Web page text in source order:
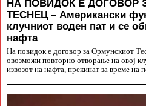
НА ПОВИДОК Е ДОГОВОР
ТЕСНЕЦ – Американски
клучниот воден пат и се
нафта
На повидок е договор за Ормунскиот
овозможи повторно отворање на овој
извозот на нафта, прекинат за време на